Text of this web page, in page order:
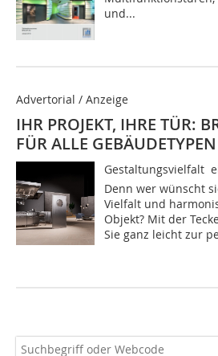
und...
Advertorial / Anzeige
IHR PROJEKT, IHRE TÜR:
FÜR ALLE GEBÄUDETYPEN
Gestaltungsvielfalt 
Denn wer wünscht
Vielfalt und
Objekt? Mit der
Sie ganz leicht zur